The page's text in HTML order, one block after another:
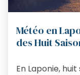
Météo en
des Huit
En Laponie,